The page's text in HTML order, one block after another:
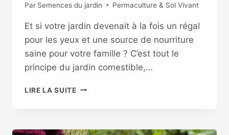
Par Semences du jardin Permaculture & Sol Vivant
Et si votre jardin devenait à la fois un régal
pour les yeux et une source de nourriture
saine pour votre famille ? C’est tout le
principe du jardin comestible,…
LIRE LA SUITECRÉER
: